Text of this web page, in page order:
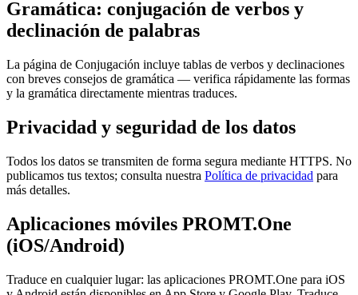
Gramática: conjugación de verbos y
declinación de palabras
La página de Conjugación incluye tablas de verbos y declinaciones
con breves consejos de gramática — verifica rápidamente las formas
y la gramática directamente mientras traduces.
Privacidad y seguridad de los datos
Todos los datos se transmiten de forma segura mediante HTTPS. No
publicamos tus textos; consulta nuestra Política de privacidad para
más detalles.
Aplicaciones móviles PROMT.One
(iOS/Android)
Traduce en cualquier lugar: las aplicaciones PROMT.One para iOS